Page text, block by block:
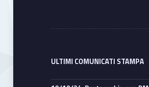
ULTIMI COMUNICATI STAMPA